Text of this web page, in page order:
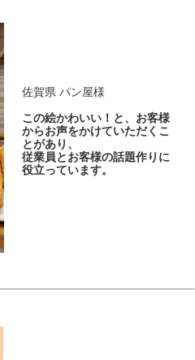
佐賀県 パン屋様
この絵かわいい！と、お客様
からお声をかけていただくこ
とがあり、
従業員とお客様の話題作りに
役立っています。